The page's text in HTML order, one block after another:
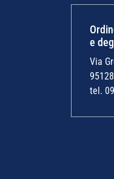
e
Via
tel.